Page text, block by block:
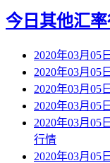
今日其他汇
2020年03月05
2020年03月05
2020年03月05
2020年03月05
2020年03月05
行情
2020年03月05